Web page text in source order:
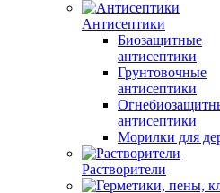
Антисептики
Биозащитные
антисептики
Грунтовочные
антисептики
антисептики
Морилки для
Растворители